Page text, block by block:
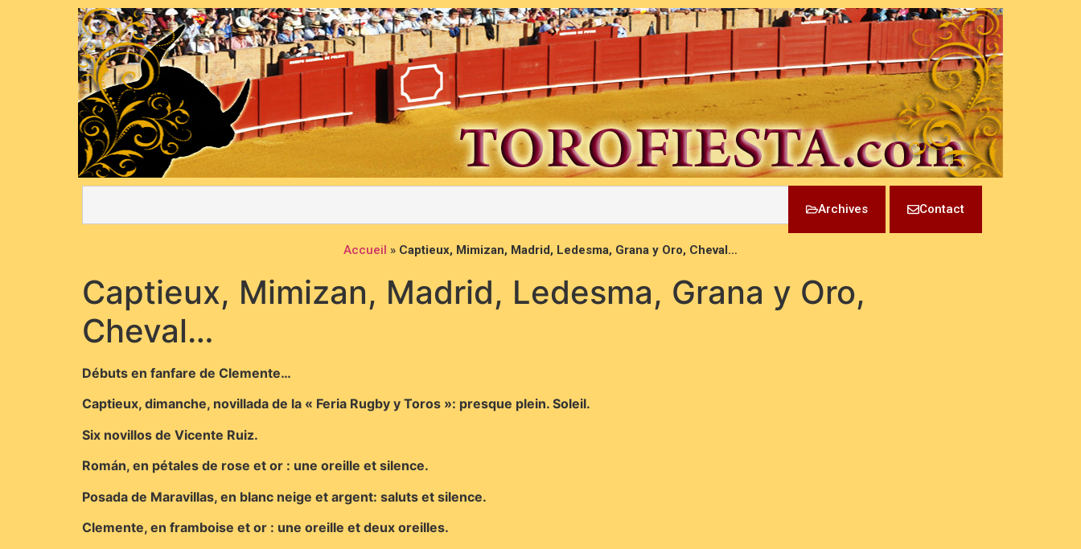
Archives Contact
Accueil » Captieux, Mimizan, Madrid, Ledesma, Grana y Oro, Cheval…
Captieux, Mimizan, Madrid, Ledesma, Grana y Oro,
Cheval…
Débuts en fanfare de Clemente…
Captieux, dimanche, novillada de la « Feria Rugby y Toros »: presque plein. Soleil.
Six novillos de Vicente Ruiz.
Román, en pétales de rose et or : une oreille et silence.
Posada de Maravillas, en blanc neige et argent: saluts et silence.
Clemente, en framboise et or : une oreille et deux oreilles.